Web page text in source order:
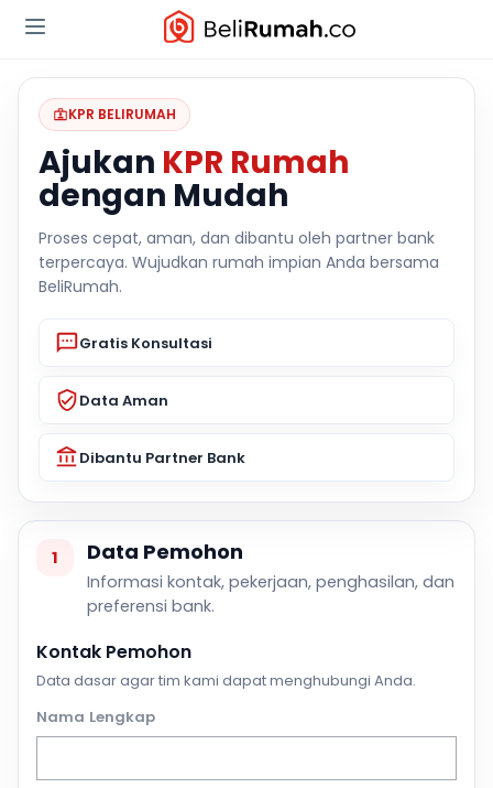
KPR BELIRUMAH
Ajukan KPR Rumah
dengan Mudah
Proses cepat, aman, dan dibantu oleh partner bank
terpercaya. Wujudkan rumah impian Anda bersama
BeliRumah.
Gratis Konsultasi
Data Aman
Dibantu Partner Bank
1 Data Pemohon
Informasi kontak, pekerjaan, penghasilan, dan
preferensi bank.
Kontak Pemohon
Data dasar agar tim kami dapat menghubungi Anda.
Nama Lengkap